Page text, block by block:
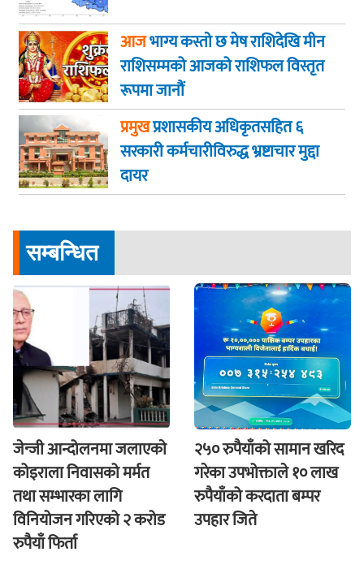
आजभाग्य कस्ताे छ मेष राशिदेखि मीन
राशिसम्मको आजको राशिफल विस्तृत
रूपमा जानौं
प्रमुखप्रशासकीय अधिकृतसहित ६
सरकारी कर्मचारीविरुद्ध भ्रष्टाचार मुद्दा
दायर
सम्बन्धित
जेन्जी आन्दोलनमा जलाएकाे
कोइराला निवासको मर्मत
तथा सम्भारका लागि
विनियोजन गरिएको २ करोड
रुपैयाँ फिर्ता
२५० रुपैयाँको सामान खरिद
गरेका उपभोक्ताले १० लाख
रुपैयाँको करदाता बम्पर
उपहार जिते